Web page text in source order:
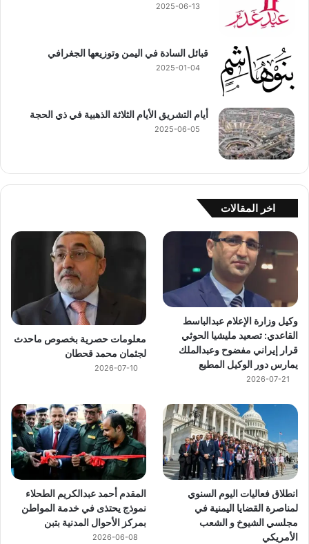
2025-06-13
قبائل السادة في اليمن وتوزيعها الجغرافي
2025-01-04
أيام التشريق الأيام الثلاثة الذهبية في ذي الحجة
2025-06-05
اخر المقالات
وكيل وزارة الإعلام عبدالباسط
القاعدي: تصعيد مليشيا الحوثي
قرار إيراني مفضوح وعبدالملك
يمارس دور الوكيل المطيع
2026-07-21
معلومات حصرية بخصوص ماحدث
لجثمان محمد قحطان
2026-07-10
انطلاق فعاليات اليوم السنوي
لمناصرة القضايا اليمنية في
مجلسي الشيوخ و الشعب
الأمريكي
المقدم أحمد عبدالكريم الطحلاء
نموذج يحتذى في خدمة المواطن
بمركز الأحوال المدنية بتبن
2026-06-08